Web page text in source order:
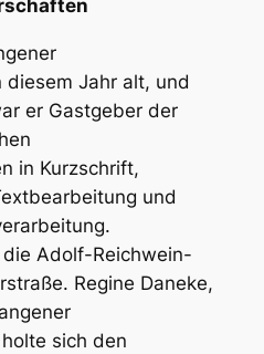
diesem Jahr alt, und
er Gastgeber der
in Kurzschrift,
und
Adolf-Reichwein-
Regine Daneke,
sich den